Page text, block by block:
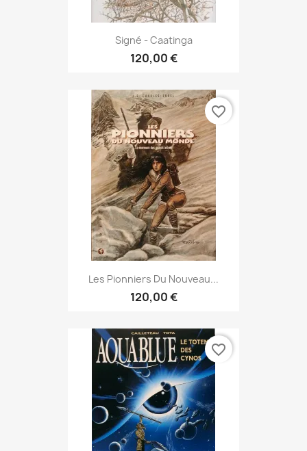
Signé - Caatinga
120,00 €
Les Pionniers Du Nouveau...
120,00 €
favorite_border
favorite_border